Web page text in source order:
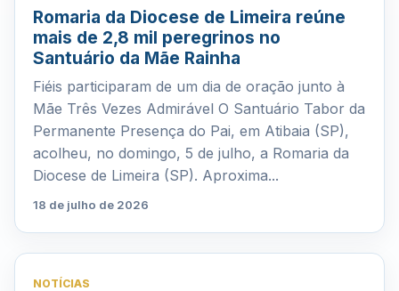
Romaria da Diocese de Limeira reúne
mais de 2,8 mil peregrinos no
Santuário da Mãe Rainha
Fiéis participaram de um dia de oração junto à
Mãe Três Vezes Admirável O Santuário Tabor da
Permanente Presença do Pai, em Atibaia (SP),
acolheu, no domingo, 5 de julho, a Romaria da
Diocese de Limeira (SP). Aproxima...
18 de julho de 2026
NOTÍCIAS